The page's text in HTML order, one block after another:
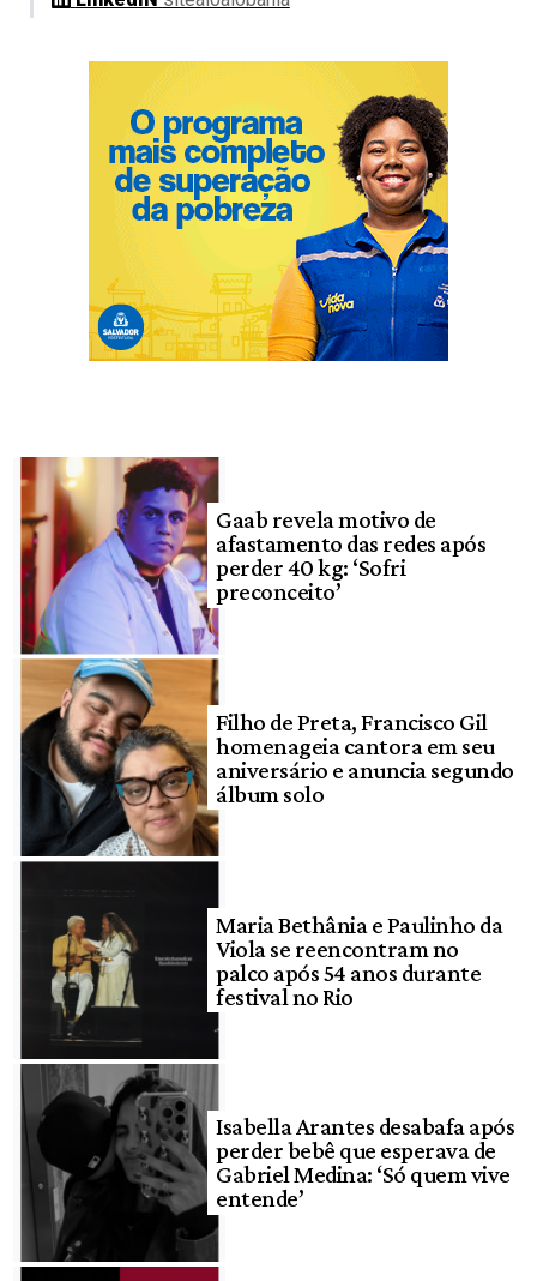
Gaab revela motivo de
afastamento das redes após
perder 40 kg: ‘Sofri
preconceito’
Filho de Preta, Francisco Gil
homenageia cantora em seu
aniversário e anuncia segundo
álbum solo
Maria Bethânia e Paulinho da
Viola se reencontram no
palco após 54 anos durante
festival no Rio
Isabella Arantes desabafa após
perder bebê que esperava de
Gabriel Medina: ‘Só quem vive
entende’